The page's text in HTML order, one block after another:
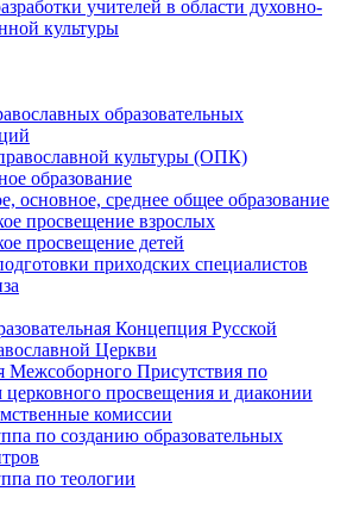
учителей в области духовно-
культуры
образовательных
культуры (ОПК)
образование
основное, среднее общее образование
просвещение взрослых
просвещение детей
приходских специалистов
Концепция Русской
Церкви
Межсоборного Присутствия по
церковного просвещения и диаконии
комиссии
по созданию образовательных
по теологии